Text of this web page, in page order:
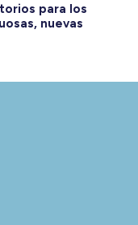
para los
nuevas